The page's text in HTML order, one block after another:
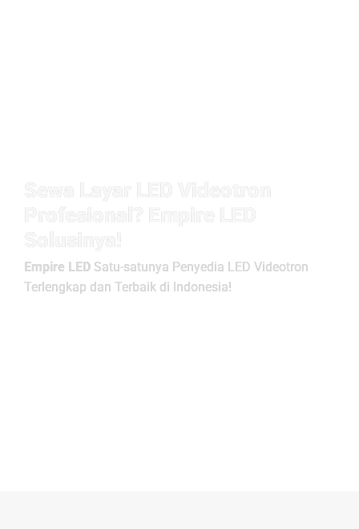
Sewa Layar LED Videotron
Profesional? Empire LED
Solusinya!
Empire LED Satu-satunya Penyedia LED Videotron
Terlengkap dan Terbaik di Indonesia!